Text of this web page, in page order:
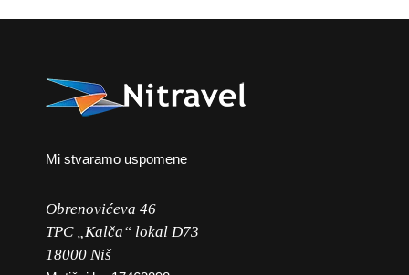
Mi stvaramo uspomene
Obrenovićeva 46
TPC „Kalča“ lokal D73
18000 Niš